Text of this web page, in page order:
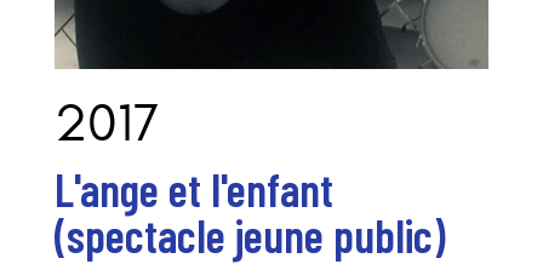
2017
L'ange et l'enfant
(spectacle jeune public)